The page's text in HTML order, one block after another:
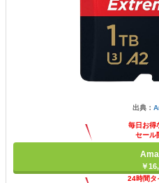
出典：
毎日お得
セール
￥
24時間タ